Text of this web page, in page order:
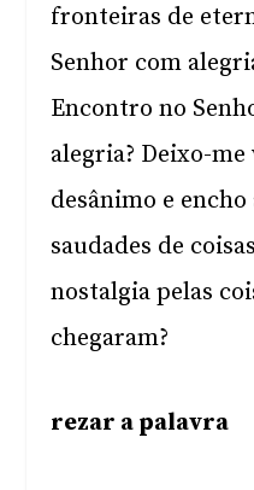
fronteiras de
Senhor com
Encontro no
alegria? Deixo-
desânimo e
saudades de
nostalgia pelas
chegaram?
rezar a palavra